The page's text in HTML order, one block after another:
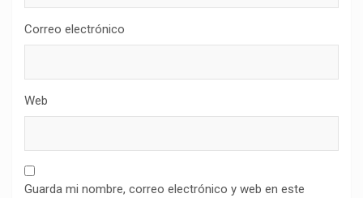
Correo electrónico
Web
Guarda mi nombre, correo electrónico y web en este